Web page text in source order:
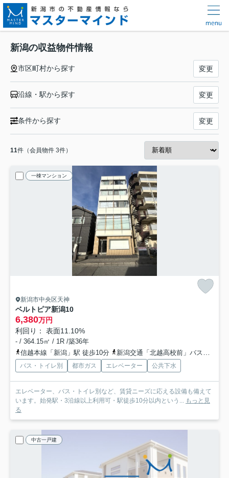
新潟の収益物件情報
市区町村から探す 変更
沿線・駅から探す 変更
条件から探す 変更
11件（会員物件 3件）
一棟マンション
新潟市中央区天神
ベルトピア新潟10
6,380万円
利回り： 表面11.10%
- / 364.15㎡ / 1R /築36年
信越本線「新潟」駅 徒歩10分
新潟交通「北越高校前」バス停下車 徒歩5分
バス・トイレ別 都市ガス エレベーター 公共下水
エレベーター、バス・トイレ別など、賃貸ニーズに応える設備も備えて
います。始発駅・3沿線以上利用可・駅徒歩10分以内という...
もっと見
る
中古一戸建